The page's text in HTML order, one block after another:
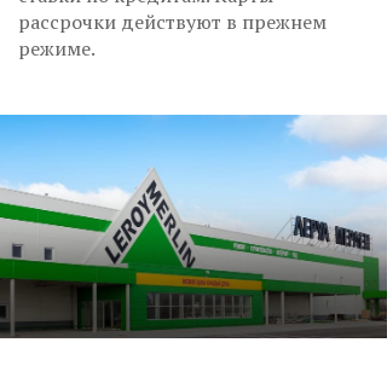
рассрочки действуют в прежнем
режиме.